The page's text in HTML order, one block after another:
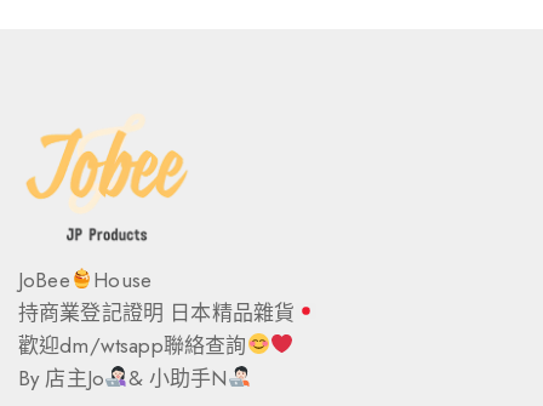
JoBee
House
持商業登記證明 日本精品雜貨
歡迎dm/wtsapp聯絡查詢
By 店主Jo
& 小助手N